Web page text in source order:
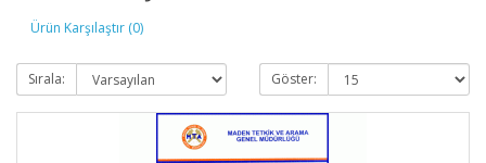
Ürün Karşılaştır (0)
Sırala: Göster: